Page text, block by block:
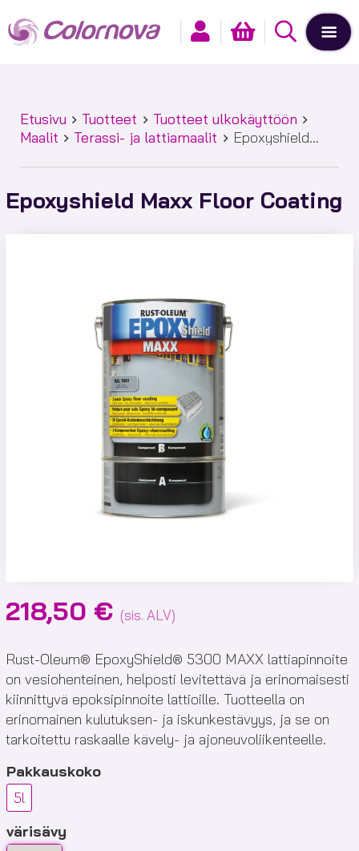
Etusivu Tuotteet
Tuotteet ulkokäyttöön
Maalit
Terassi- ja lattiamaalit
Epoxyshield
Epoxyshield Maxx Floor Coating
218,50 € (sis. ALV)
Rust-Oleum® EpoxyShield® 5300 MAXX lattiapinnoite
on vesiohenteinen, helposti levitettävä ja erinomaisesti
kiinnittyvä epoksipinnoite lattioille. Tuotteella on
erinomainen kulutuksen- ja iskunkestävyys, ja se on
tarkoitettu raskaalle kävely- ja ajoneuvoliikenteelle.
Pakkauskoko
5l
värisävy